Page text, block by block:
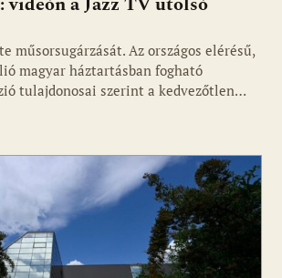
műsorsugárzását. Az országos elérésű,
magyar háztartásban fogható
tulajdonosai szerint a kedvezőtlen…